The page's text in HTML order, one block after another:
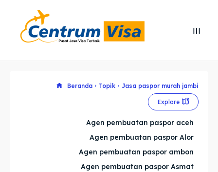
Cari
Cari
Explore our destinations
Explore our destinations
Beranda Topik Jasa paspor murah jambi
Explore
Agen pembuatan paspor aceh
Agen pembuatan paspor Alor
Agen pembuatan paspor ambon
Agen pembuatan paspor Asmat